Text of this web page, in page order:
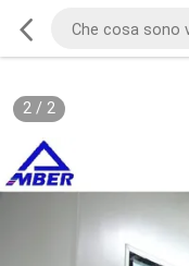
2/ 2